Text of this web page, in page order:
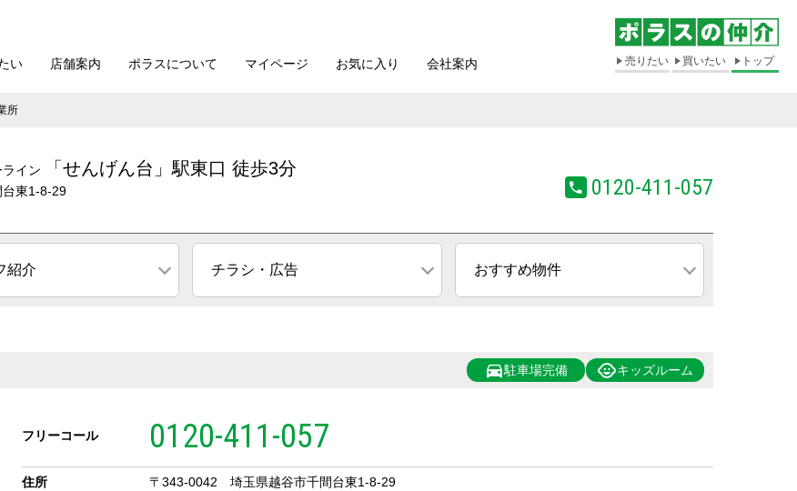
い 店舗案内 ポラスについて マイページ お気に入り 会社案内 売りたい 買いたい トップ
所
イン 「せんげん台」駅東口 徒歩3分
台東1-8-29 0120-411-057
紹介 チラシ・広告 おすすめ物件
駐車場完備 キッズルーム
フリーコール 0120-411-057
住所 〒343-0042 埼玉県越谷市千間台東1-8-29